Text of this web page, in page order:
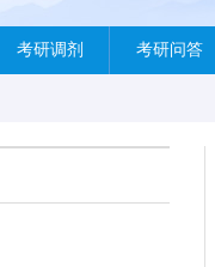
考研调剂 考研问答